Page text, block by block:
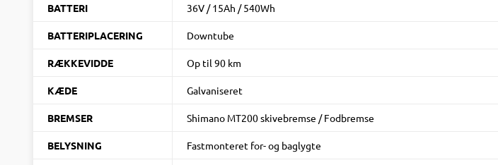
BATTERI 36V / 15Ah / 540Wh
BATTERIPLACERING Downtube
RÆKKEVIDDE Op til 90 km
KÆDE Galvaniseret
BREMSER Shimano MT200 skivebremse / Fodbremse
BELYSNING Fastmonteret for- og baglygte